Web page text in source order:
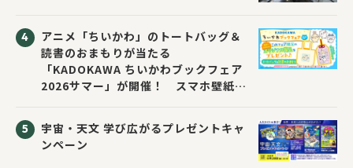
アニメ「ちいかわ」のトートバッグ＆
読書のおまもりが当たる
「KADOKAWA ちいかわブックフェア
2026サマー」が開催！ スマホ壁紙は
宇宙・天文 学び広がるプレゼントキャ
ンペーン